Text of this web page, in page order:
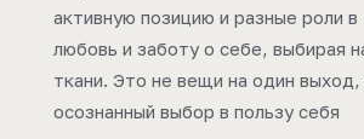
активную позицию и разные роли
любовь и заботу о себе, выбирая
ткани. Это не вещи на один выход,
осознанный выбор в пользу себя